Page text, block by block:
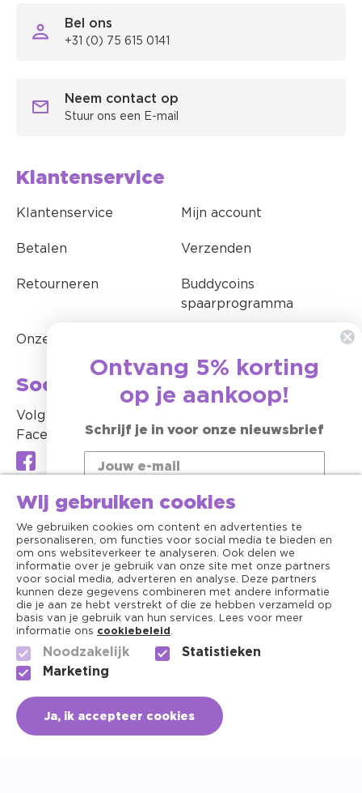
Bel ons
+31 (0) 75 615 0141
Neem contact op
Stuur ons een E-mail
Klantenservice
Klantenservice Mijn account
Betalen Verzenden
Retourneren
Buddycoins
spaarprogramma
Onze nieuwsbrief
Social media
Volg ons op Instagram en
Facebook
Algemene voorwaarden
Privacy
Wij gebruiken cookies
We gebruiken cookies om content en advertenties te
personaliseren, om functies voor social media te bieden en
om ons websiteverkeer te analyseren. Ook delen we
informatie over je gebruik van onze site met onze partners
voor social media, adverteren en analyse. Deze partners
kunnen deze gegevens combineren met andere informatie
die je aan ze hebt verstrekt of die ze hebben verzameld op
basis van je gebruik van hun services. Lees voor meer
informatie ons cookiebeleid .
Noodzakelijk
Statistieken
Marketing
Ja, ik accepteer cookies
Ontvang 5% korting
op je aankoop!
Schrijf je in voor onze nieuwsbrief
Ik heb interesse in:
Katten
Honden
Paarden
Voorwaarden nieuwsbrief
Meld je nu aan